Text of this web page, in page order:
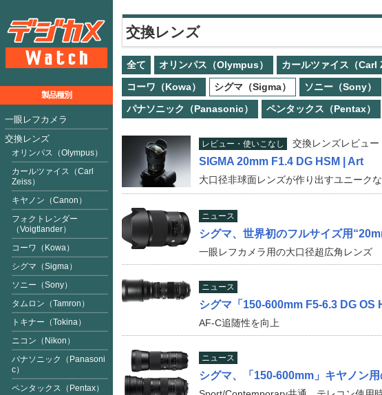
交換レンズ
全て オリンパス（Olympus） カールツァイス（Carl
コーワ（Kowa）
シグマ（Sigma） ソニー（Sony）
パナソニック（Panasonic）
ペンタックス（Pentax）
レビュー・使いこなし 交換レンズレビュー
SIGMA 20mm F1.4 DG HSM | Art
大口径非球面レンズが作り出すユニーク
ニュース
シグマ、世界初のフルサイズ用
一眼レフカメラ用の大口径超広角レンズ
ニュース
シグマ「150-600mm F5-6.3 DG
AF-C追随性を向上
ニュース
シグマ、「150-600mm」キヤノン
製品種別
一眼レフカメラ
交換レンズ
オリンパス（Olympus）
カールツァイス（Carl
Zeiss）
キヤノン（Canon）
フォクトレンダー
（Voigtlander）
コーワ（Kowa）
シグマ（Sigma）
ソニー（Sony）
タムロン（Tamron）
トキナー（Tokina）
ニコン（Nikon）
パナソニック（Panasoni
c）
ペンタックス（Pentax）